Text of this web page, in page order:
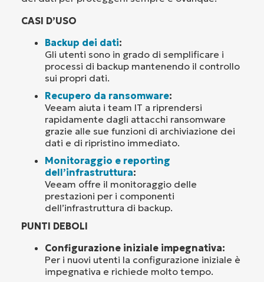
CASI D’USO
Backup dei dati:
Gli utenti sono in grado di semplificare i
processi di backup mantenendo il controllo
sui propri dati.
Recupero da ransomware:
Veeam aiuta i team IT a riprendersi
rapidamente dagli attacchi ransomware
grazie alle sue funzioni di archiviazione dei
dati e di ripristino immediato.
Monitoraggio e reporting
dell’infrastruttura:
Veeam offre il monitoraggio delle
prestazioni per i componenti
dell’infrastruttura di backup.
PUNTI DEBOLI
Configurazione iniziale impegnativa:
Per i nuovi utenti la configurazione iniziale è
impegnativa e richiede molto tempo.